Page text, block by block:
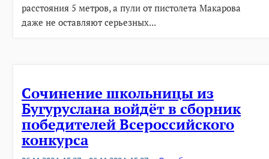
расстояния 5 метров, а пули от пистолета Макарова
даже не оставляют серьезных...
Сочинение школьницы из
Бугуруслана войдёт в сборник
победителей Всероссийского
конкурса